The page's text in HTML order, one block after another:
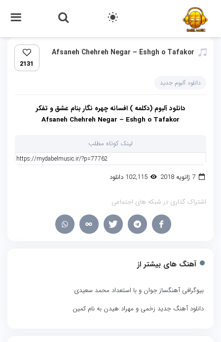
Afsaneh Chehreh Negar – Eshgh o Tafakor
2131
دانلود آلبوم جدید
دانلود آلبوم (دکلمه ) افسانه چهره نگار بنام عشق و تفکر
Afsaneh Chehreh Negar – Eshgh o Tafakor
لینک کوتاه مطلب
7 ژانویه 2018 102,115 دانلود
اشتراک گذاری در شبکه های اجتماعی
آهنگ های بیشتر از
بیوگرافی آهنگساز جوان و با استعداد محمد سعیدی
دانلود آهنگ جدید زخمی و مهراد هیدن به نام کمین